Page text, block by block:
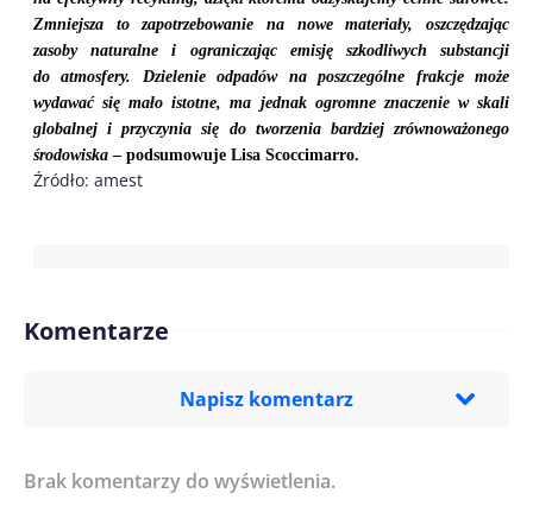
Zmniejsza to zapotrzebowanie na nowe materiały, oszczędzając
zasoby naturalne i ograniczając emisję szkodliwych substancji
do atmosfery. Dzielenieodpadówna poszczególne frakcje może
wydawać się mało istotne, ma jednak ogromne znaczenie w skali
globalnej i przyczynia się do tworzenia bardziej zrównoważonego
środowiska – podsumowuje Lisa Scoccimarro.
Źródło: amest
Komentarze
Napisz komentarz
Imię/ Nick*
Brak komentarzy do wyświetlenia.